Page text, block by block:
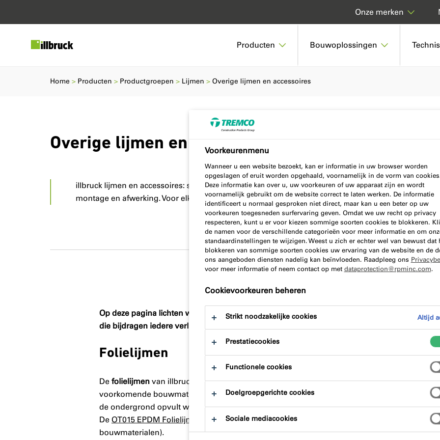
Producten Bouwoplossingen
Onze merken
Overige lijmen en accessoires
illbruck lijmen en accessoires: sterke, duurzame oplossingen voor
montage en afwerking. Voor elke toepassing de juiste keuze.
Home Producten Productgroepen Lijmen Overige lijmen en accessoires
Op deze pagina lichten we enkele van onze overige lijmproducten uit. Ook bieden wij
die bijdragen iedere verlijmingklus tot in perfectie uit te voeren.
Folielijmen
De folielijmen van illbruck zijn geschikt voor het verlijmen van dampremmende folies
voorkomende bouwmaterialen. Zo is deOT301 Universele Folielijm
een duurzaam
de ondergrond opvult waardoor een luchtdichte afdichting wordt gecreëerd.
De OT015 EPDM Folielijm
wordt toegepast om illbruck EPDM folie te verlijmen (onderling
bouwmaterialen).
Voorkeurenmenu
Wanneer u een website bezoekt, kan er informatie in uw browser worden
opgeslagen of eruit worden opgehaald, voornamelijk in de vorm van
Deze informatie kan over u, uw voorkeuren of uw apparaat zijn en wordt
voornamelijk gebruikt om de website correct te laten werken. De informatie
identificeert u normaal gesproken niet direct, maar kan u een beter op uw
voorkeuren toegesneden surfervaring geven. Omdat we uw recht op privacy
respecteren, kunt u er voor kiezen sommige soorten cookies te blokkeren.
de namen voor de verschillende categorieën voor meer informatie en om
standaardinstellingen te wijzigen. Weest u zich er echter wel van bewust dat
blokkeren van sommige soorten cookies uw ervaring van de website en de
ons aangeboden diensten nadelig kan beïnvloeden. Raadpleeg ons
voor meer informatie of neem contact op met dataprotection@rpminc.com.
Cookievoorkeuren beheren
Strikt noodzakelijke cookies Altijd
Prestatiecookies
Functionele cookies
Doelgroepgerichte cookies
Sociale mediacookies